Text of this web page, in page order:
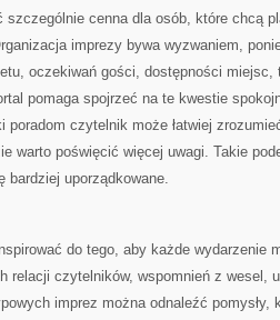
szczególnie cenna dla osób, które chcą
imprezy bywa wyzwaniem,
oczekiwań gości, dostępności miejsc,
pomaga spojrzeć na te kwestie
poradom czytelnik może łatwiej
warto poświęcić więcej uwagi. Takie
bardziej uporządkowane.
do tego, aby każde wydarzenie
relacji czytelników, wspomnień z wesel,
imprez można odnaleźć pomysły,